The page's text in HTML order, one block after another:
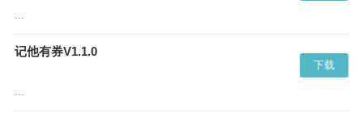
...
记他有券V1.1.0
...
下载